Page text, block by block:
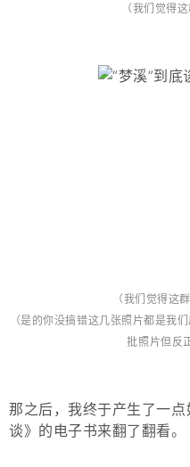
（我们觉得
（我们觉得这
（是的你没搞错这几张照片都是我
批照片但反
那之后，我终于产生了一
谈》的电子书来翻了翻看。